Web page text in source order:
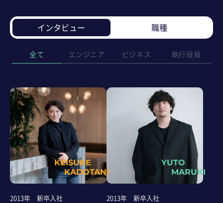
インタビュー 職種
全て エンジニア ビジネス 執行役員
KEISUKE
KADOTANI
2013年 新卒入社
YUTO
MARUKI
2013年 新卒入社